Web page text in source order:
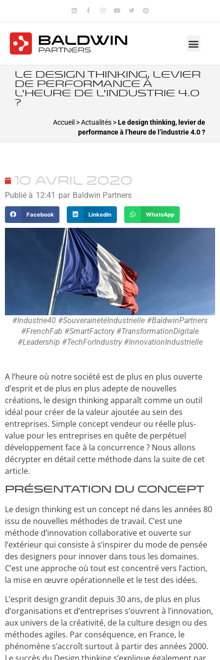
Le design thinking, levier
de performance à
l’heure de l’industrie 4.0
?
Accueil >Actualités >Le design thinking, levier de
performance à l’heure de l’industrie 4.0 ?
10 avril 2020
Publié à 12:41 par Baldwin Partners
Facebook LinkedIn WhatsApp
#Industrie40 #SouverainetéIndustrielle #BaldwinPartners
#FrenchFab #SmartFactory #TransformationDigitale
#Leadership #TechForIndustry #InnovationIndustrielle
A l’heure où notre société est de plus en plus ouverte
d’esprit et de plus en plus adepte de nouvelles
créations, le design thinking apparaît comme un outil
idéal pour créer de la valeur ajoutée au sein des
entreprises. Simple concept vendeur ou réelle plus-
value pour les entreprises en quête de perpétuel
développement face à la concurrence ? Nous allons
décrypter en détail cette méthode dans la suite de cet
article.
Présentation du concept
Le design thinking est un concept né dans les années 80
issu de nouvelles méthodes de travail. C’est une
méthode d’innovation collaborative et ouverte sur
l’extérieur qui consiste à s’inspirer du mode de pensée
des designers pour innover dans tous les domaines.
C’est une approche où tout est concentré vers l’action,
la mise en œuvre opérationnelle et le test des idées.
L’esprit design grandit depuis 30 ans, de plus en plus
d’organisations et d’entreprises s’ouvrent à l’innovation,
aux univers de la créativité, de la culture design ou des
méthodes agiles. Par conséquence, en France, le
phénomène s’accroît surtout à partir des années 2000.